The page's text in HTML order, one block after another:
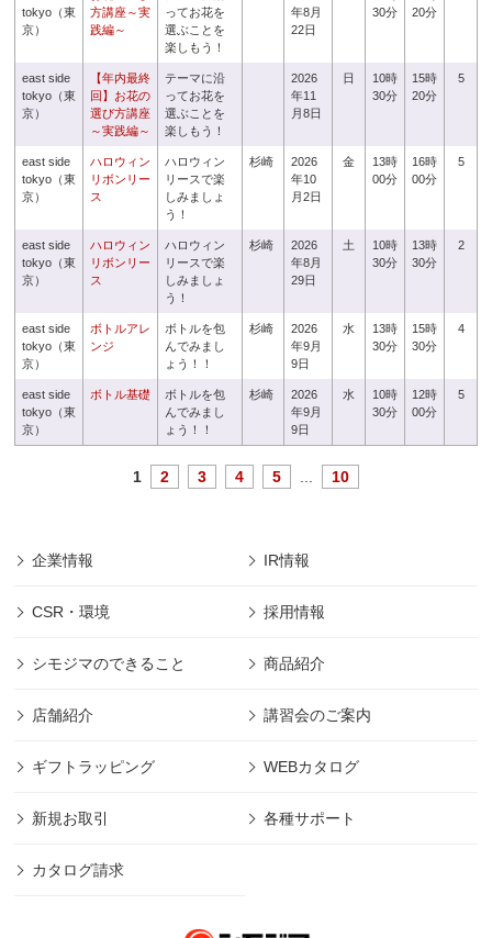
tokyo（東
京）
方講座～実
践編～
ってお花を
選ぶことを
楽しもう！
年8月
22日
30分
20分
east side
tokyo（東
京）
【年内最終
回】お花の
選び方講座
～実践編～
テーマに沿
ってお花を
選ぶことを
楽しもう！
2026
年11
月8日
日
10時
30分
15時
20分
5
east side
tokyo（東
京）
ハロウィン
リボンリー
ス
ハロウィン
リースで楽
しみましょ
う！
杉崎
2026
年10
月2日
金
13時
00分
16時
00分
5
east side
tokyo（東
京）
ハロウィン
リボンリー
ス
ハロウィン
リースで楽
しみましょ
う！
杉崎
2026
年8月
29日
土
10時
30分
13時
30分
2
east side
tokyo（東
京）
ボトルアレ
ンジ
ボトルを包
んでみまし
ょう！！
杉崎
2026
年9月
9日
水
13時
30分
15時
30分
4
east side
tokyo（東
京）
ボトル基礎
ボトルを包
んでみまし
ょう！！
杉崎
2026
年9月
9日
水
10時
30分
12時
00分
5
1 2 3 4 5 10
企業情報 IR情報
CSR・環境 採用情報
シモジマのできること 商品紹介
店舗紹介 講習会のご案内
ギフトラッピング WEBカタログ
新規お取引 各種サポート
カタログ請求